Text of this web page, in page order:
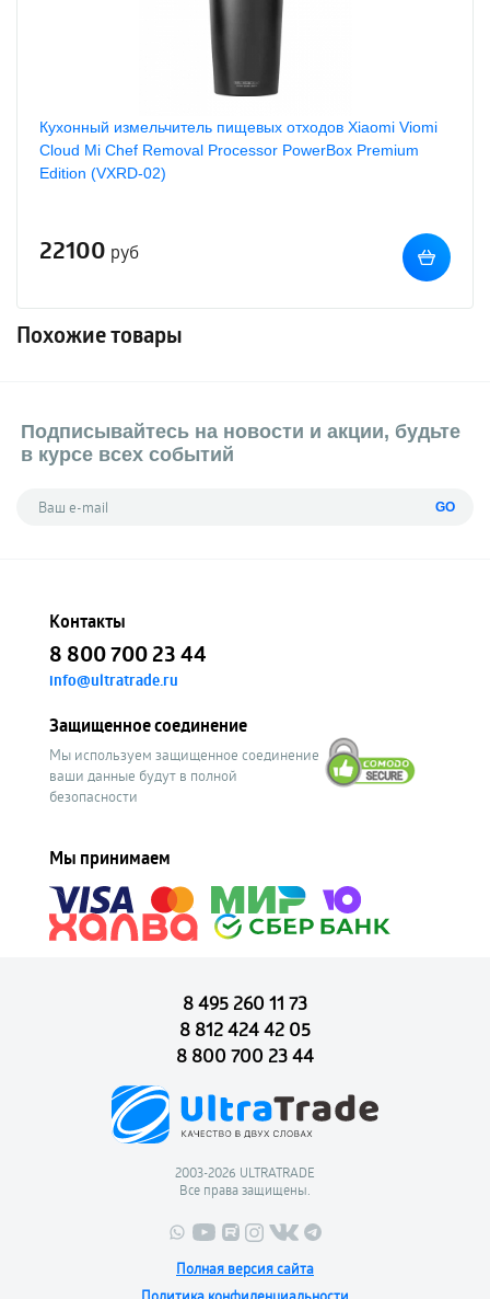
Кухонный измельчитель пищевых отходов Xiaomi Viomi
Cloud Mi Chef Removal Processor PowerBox Premium
Edition (VXRD-02)
22100 руб
Похожие товары
Подписывайтесь на новости и акции, будьте
в курсе всех событий
GO
Контакты
8 800 700 23 44
info@ultratrade.ru
Защищенное соединение
Мы используем защищенное соединение
ваши данные будут в полной
безопасности
Мы принимаем
8 495 260 11 73
8 812 424 42 05
8 800 700 23 44
2003-2026 ULTRATRADE
Все права защищены.
Полная версия сайта